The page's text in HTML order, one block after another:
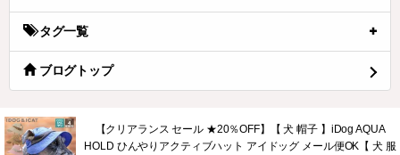
タグ一覧
ブログトップ
【クリアランス セール ★20％OFF】【 犬 帽子 】iDog AQUA
HOLD ひんやりアクティブハット アイドッグ メール便OK【 犬 服